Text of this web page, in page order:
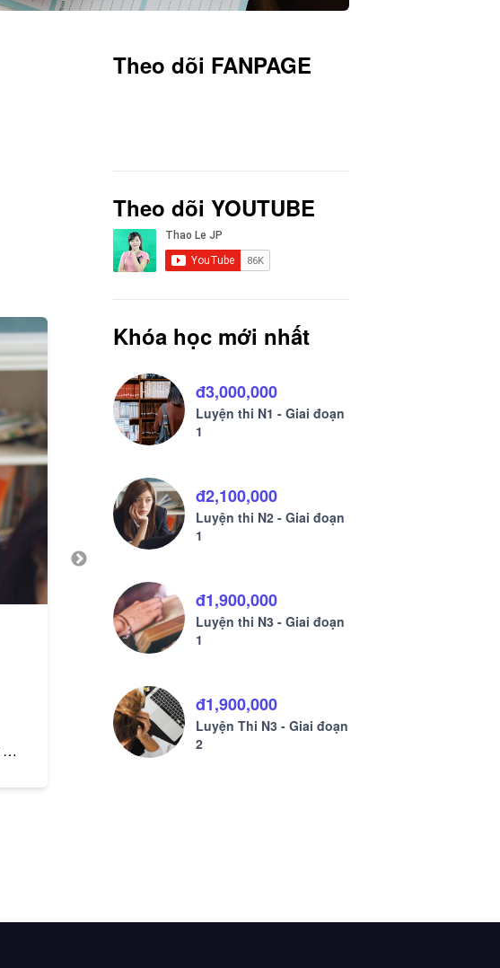
đ1,900,000
779bài học
Theo dõi FANPAGE
Theo dõi YOUTUBE
Khóa học mới nhất
đ3,000,000
Luyện thi N1 - Giai đoạn
1
đ2,100,000
Luyện thi N2 - Giai đoạn
1
đ1,900,000
Luyện thi N3 - Giai đoạn
1
đ1,900,000
Luyện Thi N3 - Giai đoạn
2